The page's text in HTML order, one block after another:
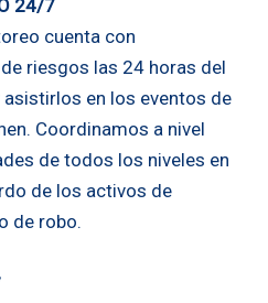
24/7
cuenta con
riesgos las 24 horas del
asistirlos en los eventos de
Coordinamos a nivel
de todos los niveles en
de los activos de
de robo.